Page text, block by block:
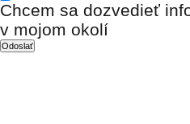
Chcem sa dozvedieť
v mojom okolí